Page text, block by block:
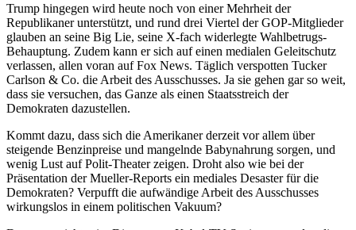
Trump hingegen wird heute noch von einer Mehrheit der
Republikaner unterstützt, und rund drei Viertel der GOP-Mitglieder
glauben an seine Big Lie, seine X-fach widerlegte Wahlbetrugs-
Behauptung. Zudem kann er sich auf einen medialen Geleitschutz
verlassen, allen voran auf Fox News. Täglich verspotten Tucker
Carlson & Co. die Arbeit des Ausschusses. Ja sie gehen gar so weit,
dass sie versuchen, das Ganze als einen Staatsstreich der
Demokraten dazustellen.
Kommt dazu, dass sich die Amerikaner derzeit vor allem über
steigende Benzinpreise und mangelnde Babynahrung sorgen, und
wenig Lust auf Polit-Theater zeigen. Droht also wie bei der
Präsentation der Mueller-Reports ein mediales Desaster für die
Demokraten? Verpufft die aufwändige Arbeit des Ausschusses
wirkungslos in einem politischen Vakuum?